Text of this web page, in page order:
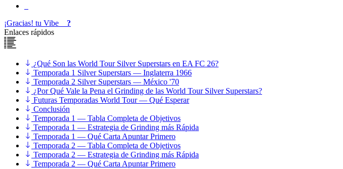
¡Gracias! tu Vibe
?
Enlaces rápidos
¿Qué Son las World Tour Silver Superstars en EA FC 26?
Temporada 1 Silver Superstars — Inglaterra 1966
Temporada 2 Silver Superstars — México '70
¿Por Qué Vale la Pena el Grinding de las World Tour Silver Superstars?
Futuras Temporadas World Tour — Qué Esperar
Conclusión
Temporada 1 — Tabla Completa de Objetivos
Temporada 1 — Estrategia de Grinding más Rápida
Temporada 1 — Qué Carta Apuntar Primero
Temporada 2 — Tabla Completa de Objetivos
Temporada 2 — Estrategia de Grinding más Rápida
Temporada 2 — Qué Carta Apuntar Primero